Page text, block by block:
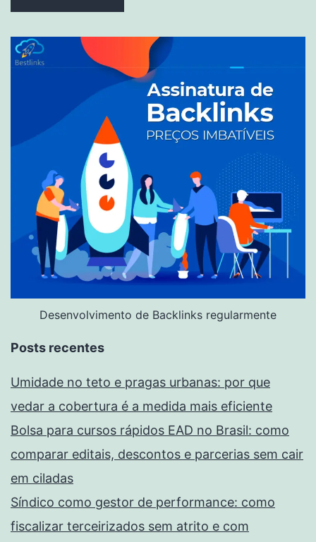
Desenvolvimento de Backlinks regularmente
Posts recentes
Umidade no teto e pragas urbanas: por que
vedar a cobertura é a medida mais eficiente
Bolsa para cursos rápidos EAD no Brasil: como
comparar editais, descontos e parcerias sem cair
em ciladas
Síndico como gestor de performance: como
fiscalizar terceirizados sem atrito e com